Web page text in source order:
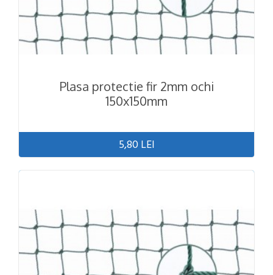
Plasa protectie fir 2mm ochi
150x150mm
5,80 LEI